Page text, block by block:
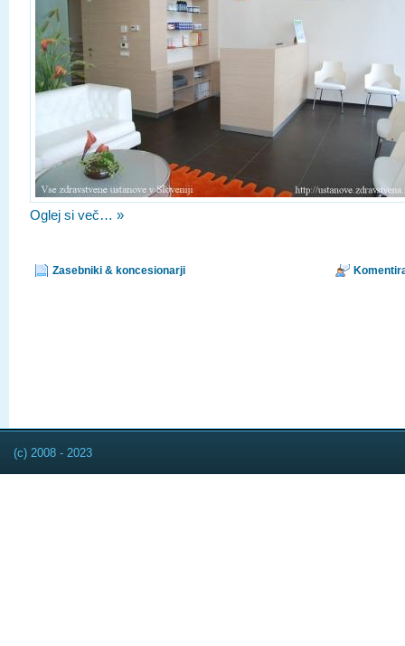
Oglej si več… »
Zasebniki & koncesionarji
(c) 2008 - 2023